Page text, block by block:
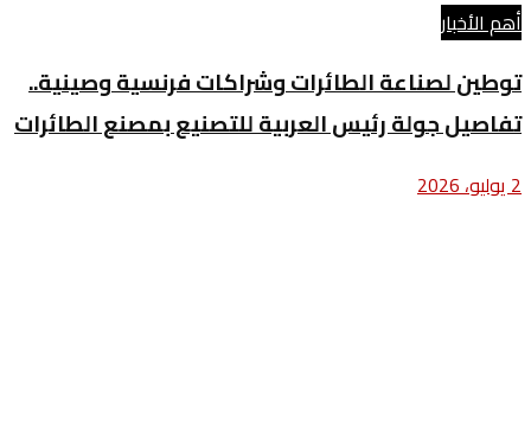
أهم الأخبار
توطين لصناعة الطائرات وشراكات فرنسية وصينية..
تفاصيل جولة رئيس العربية للتصنيع بمصنع الطائرات
2 يوليو، 2026